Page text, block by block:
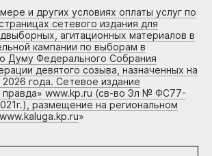
и других условиях оплаты услуг по
сетевого издания для
агитационных материалов в
кампании по выборам в
Думу Федерального Собрания
девятого созыва, назначенных на
2026 года. Сетевое издание
правда» www.kp.ru (св-во Эл № ФС77-
размещение на региональном
»